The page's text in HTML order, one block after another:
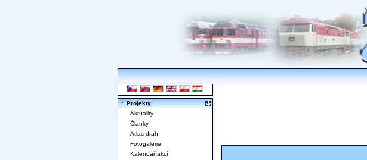
:. Projekty
Aktuality
Články
Atlas drah
Fotogalerie
Kalendář akcí